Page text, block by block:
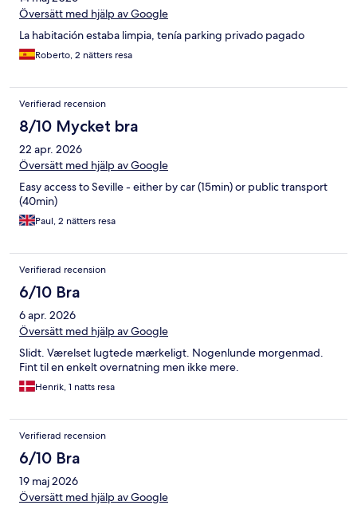
Översätt med hjälp av Google
La habitación estaba limpia, tenía parking privado pagado
Roberto, 2 nätters resa
Verifierad recension
8/10 Mycket bra
22 apr. 2026
Översätt med hjälp av Google
Easy access to Seville - either by car (15min) or public transport
(40min)
Paul, 2 nätters resa
Verifierad recension
6/10 Bra
6 apr. 2026
Översätt med hjälp av Google
Slidt. Værelset lugtede mærkeligt. Nogenlunde morgenmad.
Fint til en enkelt overnatning men ikke mere.
Henrik, 1 natts resa
Verifierad recension
6/10 Bra
19 maj 2026
Översätt med hjälp av Google